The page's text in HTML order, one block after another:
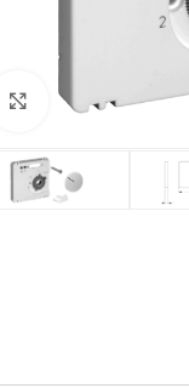
Haga clic para